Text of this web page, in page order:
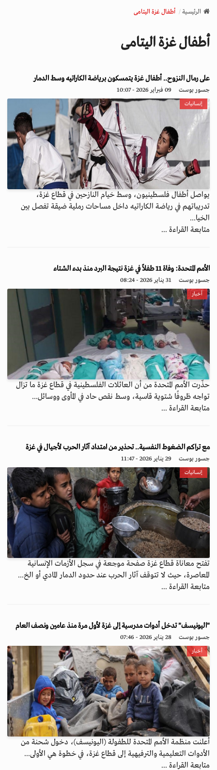
v
a
o
n
الرئيسية أطفال غزة اليتامى
أطفال غزة اليتامى
على رمال النزوح.. أطفال غزة يتمسكون برياضة الكاراتيه وسط الدمار
جسور بوست 09 فبراير 2026 - 10:07
إنسانيات
يواصل أطفال فلسطينيون، وسط خيام النازحين في قطاع غزة،
تدريباتهم في رياضة الكاراتيه داخل مساحات رملية ضيقة تفصل بين
الخيا...
متابعة القراءة ...
الأمم المتحدة: وفاة 11 طفلاً في غزة نتيجة البرد منذ بدء الشتاء
جسور بوست 31 يناير 2026 - 08:24
أخبار
حذّرت الأمم المتحدة من أن العائلات الفلسطينية في قطاع غزة ما تزال
تواجه ظروفًا شتوية قاسية، وسط نقص حاد في المأوى ووسائل...
متابعة القراءة ...
مع تراكم الضغوط النفسية.. تحذير من امتداد آثار الحرب لأجيال في غزة
جسور بوست 29 يناير 2026 - 11:47
إنسانيات
تفتح معاناة قطاع غزة صفحة موجعة في سجل الأزمات الإنسانية
المعاصرة، حيث لا تتوقف آثار الحرب عند حدود الدمار المادي أو الخ...
متابعة القراءة ...
"اليونيسف" تدخل أدوات مدرسية إلى غزة لأول مرة منذ عامين ونصف العام
جسور بوست 28 يناير 2026 - 07:46
أخبار
أعلنت منظمة الأمم المتحدة للطفولة (اليونيسف)، دخول شحنة من
الأدوات التعليمية والترفيهية إلى قطاع غزة، في خطوة هي الأولى...
متابعة القراءة ...